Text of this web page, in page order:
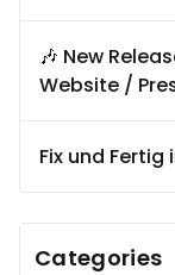
🎶 New
Website /
Fix und Fertig
Categories